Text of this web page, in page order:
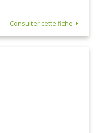
Consulter cette fiche